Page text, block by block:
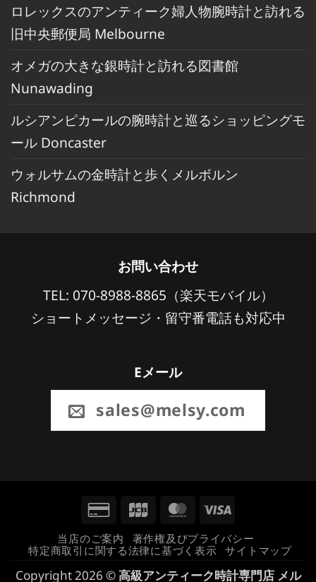
ロレックスのアンティーク婦人物腕時計と訪れる
旧中央郵便局 Melbourne
オメガの大きな銀時計と訪れる図書館
Nunawading
ルシアンピカールの腕時計と巡るショッピングモ
ール Doncaster
ウォルサムの金時計と歩くメルボルン
Richmond
お問い合わせ
TEL: 070-8988-8865（楽天モバイル）
ショートメッセージ・留守番電話も対応中
Eメール
sales@melsy.com
Credit
Card
2
JCB MasterCard
Visa
当店のご案内
著作権及びプライバシー
特定商取引に関する法律に基づく表示
サイトマップ
Copyright 2026 ©高級アンティーク時計専門店 メル